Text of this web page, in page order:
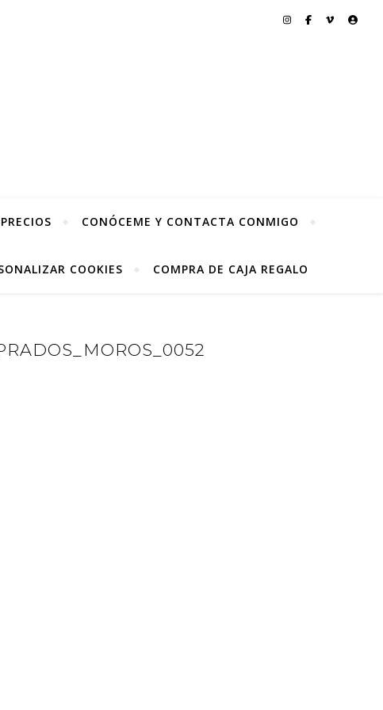
CONÓCEME Y CONTACTA CONMIGO
COOKIES COMPRA DE CAJA REGALO